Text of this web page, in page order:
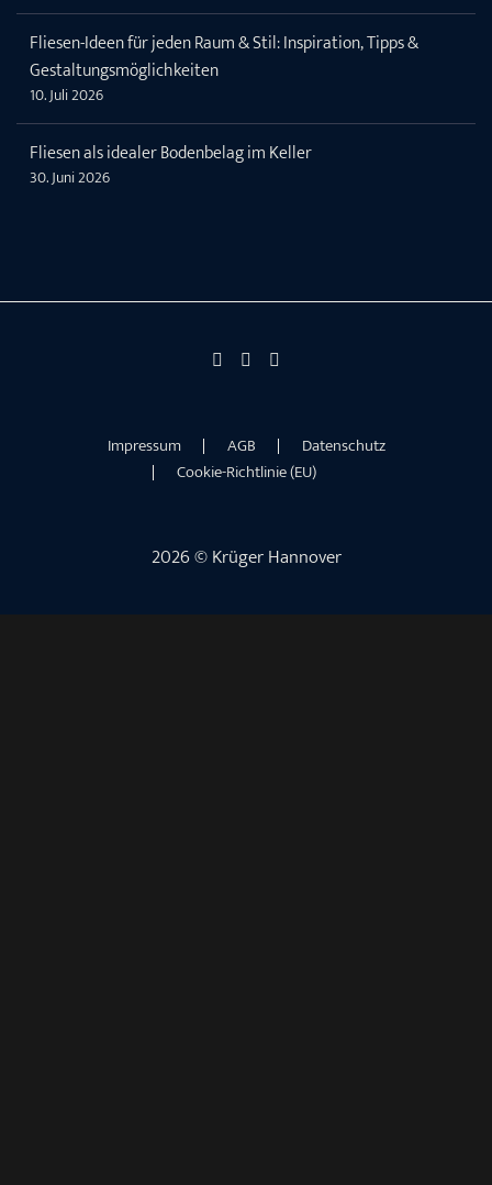
Fliesen-Ideen für jeden Raum & Stil: Inspiration, Tipps &
Gestaltungsmöglichkeiten
10. Juli 2026
Fliesen als idealer Bodenbelag im Keller
30. Juni 2026
Impressum AGB
Datenschutz
Cookie-Richtlinie (EU)
2026 © Krüger Hannover